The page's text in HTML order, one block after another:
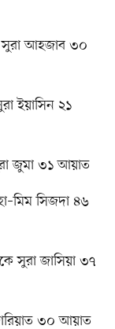
আহজাব ৩০
ইয়াসিন ২১
জুমা ৩১ আয়াত
সিজদা ৪৬
সুরা জাসিয়া ৩৭
৩০ আয়াত